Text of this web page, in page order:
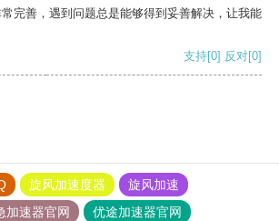
完善，遇到问题总是能够得到妥善解决，让我能
支持[0] 反对[0]
旋风加速度器
旋风加速
加速器官网
优途加速器官网